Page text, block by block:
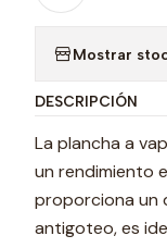
Mostrar
DESCRIPCIÓN
La plancha a
un rendimiento
proporciona un
antigoteo, es